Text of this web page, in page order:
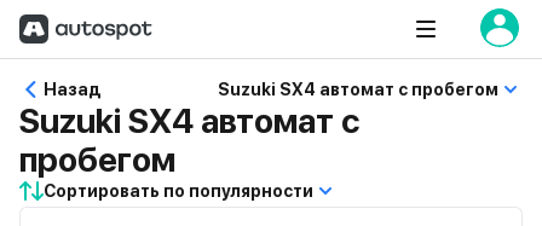
Назад Suzuki SX4 автомат с пробегом
Suzuki SX4 автомат с
пробегом
Сортировать по популярности